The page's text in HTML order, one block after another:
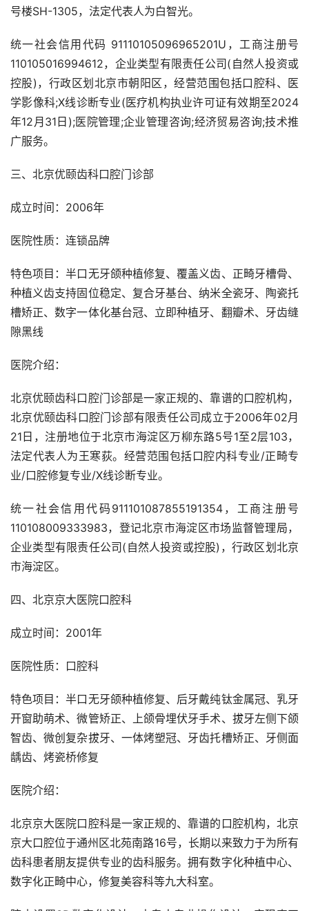
号楼SH-1305，法定代表人为白智光。
统一社会信用代码 91110105096965201U，工商注册号
110105016994612，企业类型有限责任公司(自然人投资或
控股)，行政区划北京市朝阳区，经营范围包括口腔科、医
学影像科;X线诊断专业(医疗机构执业许可证有效期至2024
年12月31日);医院管理;企业管理咨询;经济贸易咨询;技术推
广服务。
三、北京优颐齿科口腔门诊部
成立时间：2006年
医院性质：连锁品牌
特色项目：半口无牙颌种植修复、覆盖义齿、正畸牙槽骨、
种植义齿支持固位稳定、复合牙基台、纳米全瓷牙、陶瓷托
槽矫正、数字一体化基台冠、立即种植牙、翻瓣术、牙齿缝
隙黑线
医院介绍：
北京优颐齿科口腔门诊部是一家正规的、靠谱的口腔机构，
北京优颐齿科口腔门诊部有限责任公司成立于2006年02月
21日，注册地位于北京市海淀区万柳东路5号1至2层103，
法定代表人为王寒荻。经营范围包括口腔内科专业/正畸专
业/口腔修复专业/X线诊断专业。
统一社会信用代码911101087855191354，工商注册号
110108009333983，登记北京市海淀区市场监督管理局，
企业类型有限责任公司(自然人投资或控股)，行政区划北京
市海淀区。
四、北京京大医院口腔科
成立时间：2001年
医院性质：口腔科
特色项目：半口无牙颌种植修复、后牙戴纯钛金属冠、乳牙
开窗助萌术、微管矫正、上颌骨埋伏牙手术、拔牙左侧下颌
智齿、微创复杂拔牙、一体烤塑冠、牙齿托槽矫正、牙侧面
龋齿、烤瓷桥修复
医院介绍：
北京京大医院口腔科是一家正规的、靠谱的口腔机构，北京
京大口腔位于通州区北苑南路16号，长期以来致力于为所有
齿科患者朋友提供专业的齿科服务。拥有数字化种植中心、
数字化正畸中心，修复美容科等九大科室。